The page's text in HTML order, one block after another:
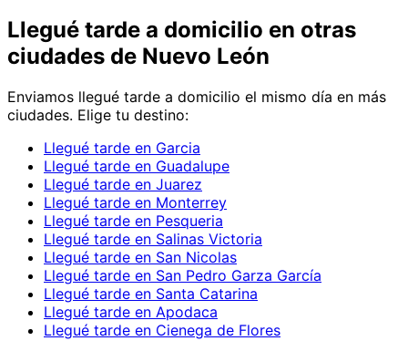
Llegué tarde a domicilio en otras
ciudades de Nuevo León
Enviamos llegué tarde a domicilio el mismo día en más
ciudades. Elige tu destino:
Llegué tarde en Garcia
Llegué tarde en Guadalupe
Llegué tarde en Juarez
Llegué tarde en Monterrey
Llegué tarde en Pesqueria
Llegué tarde en Salinas Victoria
Llegué tarde en San Nicolas
Llegué tarde en San Pedro Garza García
Llegué tarde en Santa Catarina
Llegué tarde en Apodaca
Llegué tarde en Cienega de Flores